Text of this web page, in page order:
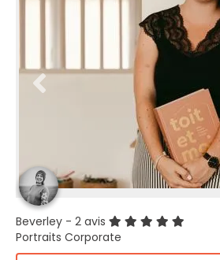
Beverley - 2 avis
Portraits Corporate